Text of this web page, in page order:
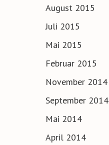
August 2015
Juli 2015
Mai 2015
Februar 2015
November 2014
September 2014
Mai 2014
April 2014